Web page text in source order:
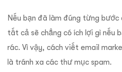
Nếu bạn đã làm đúng từng
tất cả sẽ chẳng có ích lợi gì nếu
rác. Vì vậy, cách viết email
là tránh xa các thư mục spam.